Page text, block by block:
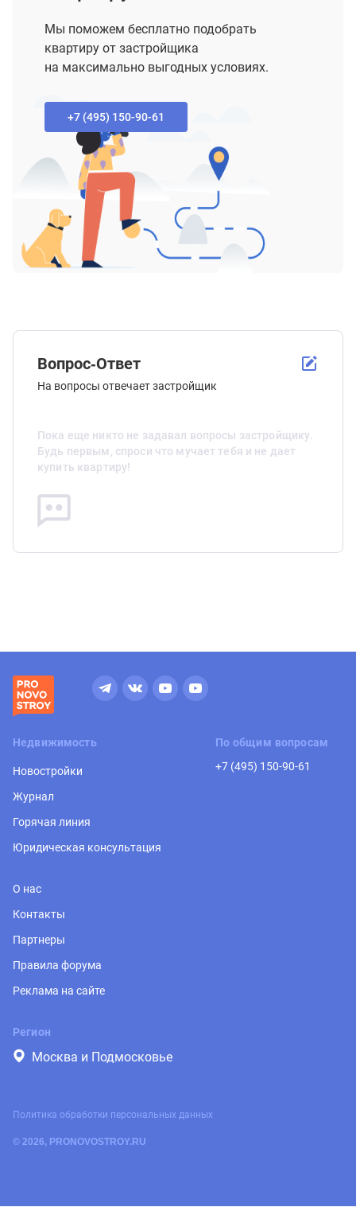
Вопрос-Ответ
На вопросы отвечает застройщик
Пока еще никто не задавал вопросы застройщику.
Будь первым, спроси что мучает тебя и не дает
купить квартиру!
Мы поможем бесплатно подобрать
квартиру от застройщика
на максимально выгодных условиях.
+7 (495) 150-90-61‬
Недвижимость
Новостройки
Журнал
Горячая линия
Юридическая консультация
По общим вопросам
+7 (495) 150-90-61
О нас
Контакты
Партнеры
Правила форума
Реклама на сайте
Регион
Москва и Подмосковье
© 2026, PRONOVOSTROY.RU
Политика обработки персональных данных